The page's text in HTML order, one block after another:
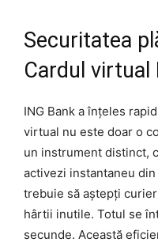
Securitatea
Cardul virtual
ING Bank a înțeles
virtual nu este doar o
un instrument distinct,
activezi instantaneu din
trebuie să aștepți
hârtii inutile. Totul se
secunde. Această